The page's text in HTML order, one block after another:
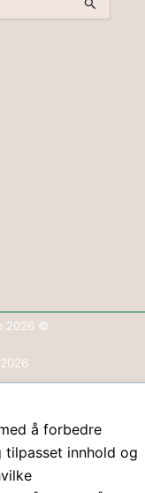
2026 ©
å forbedre
tilpasset innhold og